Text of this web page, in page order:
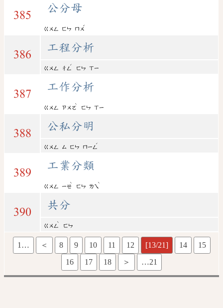
385
公分母
ㄍㄨㄥ ㄈㄣ ㄇㄨ
ˇ
386
工程分析
ㄍㄨㄥ ㄔㄥ
ˊ
ㄈㄣ ㄒㄧ
387
工作分析
ㄍㄨㄥ ㄗㄨㄛ
ˋ
ㄈㄣ ㄒㄧ
388
公私分明
ㄍㄨㄥ ㄙ ㄈㄣ ㄇㄧㄥ
ˊ
389
工業分類
ㄍㄨㄥ ㄧㄝ
ˋ
ㄈㄣ ㄌㄟ
ˋ
390
共分
ㄍㄨㄥ
ˋ
ㄈㄣ
1… ＜ 8 9 10 11 12 [13/21] 14
15
16
17 18 ＞ …21